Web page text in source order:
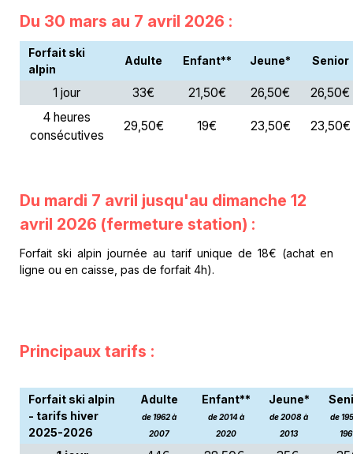
Du 30 mars au 7 avril 2026 :
Forfait ski
alpin
Adulte Enfant** Jeune* Senior
1 jour 33€ 21,50€ 26,50€
26,50€
4 heures
consécutives
29,50€ 19€ 23,50€ 23,50€
Du mardi 7 avril jusqu'au dimanche 12
avril 2026 (fermeture station) :
Forfait ski alpin journée au tarif unique de 18€ (achat en
ligne ou en caisse, pas de forfait 4h).
Principaux tarifs :
Forfait ski alpin
- tarifs hiver
2025-2026
Adulte
de 1962 à
2007
Enfant**
de 2014 à
2020
Jeune*
de 2008 à
2013
de